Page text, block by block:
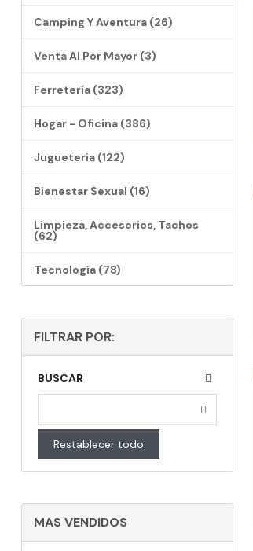
Camping Y Aventura (26)
Venta Al Por Mayor (3)
Ferretería (323)
Hogar - Oficina (386)
Jugueteria (122)
Bienestar Sexual (16)
Limpieza, Accesorios, Tachos
(62)
Tecnología (78)
FILTRAR POR:
BUSCAR
Restablecer todo
MAS VENDIDOS